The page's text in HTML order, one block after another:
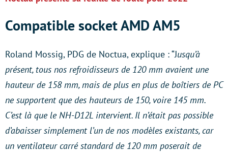
Compatible socket AMD AM5
Roland Mossig, PDG de Noctua, explique : “Jusqu’à
présent, tous nos refroidisseurs de 120 mm avaient une
hauteur de 158 mm, mais de plus en plus de boîtiers de PC
ne supportent que des hauteurs de 150, voire 145 mm.
C’est là que le NH-D12L intervient. Il n’était pas possible
d’abaisser simplement l’un de nos modèles existants, car
un ventilateur carré standard de 120 mm poserait de